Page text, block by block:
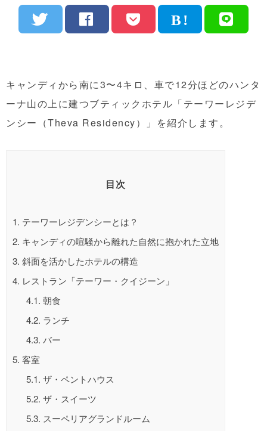
キャンディから南に3〜4キロ、車で12分ほどのハンタ
ーナ山の上に建つブティックホテル「テーワーレジデ
ンシー（Theva Residency）」を紹介します。
目次
1. テーワーレジデンシーとは？
2. キャンディの喧騒から離れた自然に抱かれた立地
3. 斜面を活かしたホテルの構造
4. レストラン「テーワー・クイジーン」
4.1. 朝食
4.2. ランチ
4.3. バー
5. 客室
5.1. ザ・ペントハウス
5.2. ザ・スイーツ
5.3. スーペリアグランドルーム